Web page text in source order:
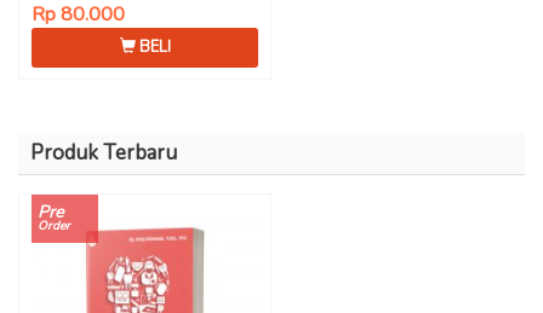
Rp 80.000
BELI
Produk Terbaru
Pre
Order